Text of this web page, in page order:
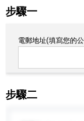
步驟一
電郵地址(填寫您的
步驟二